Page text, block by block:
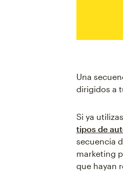
Una
dirigidos a
Si ya
tipos de
secuencia
marketing
que hayan